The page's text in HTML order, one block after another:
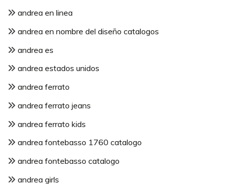
andrea en linea
andrea en nombre del diseño catalogos
andrea es
andrea estados unidos
andrea ferrato
andrea ferrato jeans
andrea ferrato kids
andrea fontebasso 1760 catalogo
andrea fontebasso catalogo
andrea girls